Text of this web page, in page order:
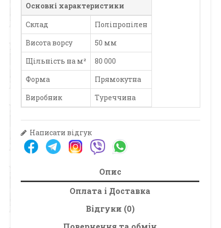
Основні характеристики
Склад
Поліпропілен
Висота ворсу
50 мм
Щільність на м²
80 000
Форма
Прямокутна
Виробник
Туреччина
Написати відгук
Опис
Оплата і Доставка
Відгуки (0)